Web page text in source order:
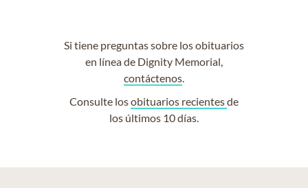
Si tiene preguntas sobre los obituarios
en línea de Dignity Memorial,
contáctenos.
Consulte losobituarios recientesde
los últimos 10 días.